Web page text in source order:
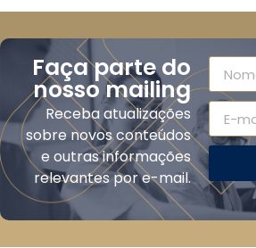
Faça parte do
nosso mailing
Receba atualizações
sobre novos conteúdos
e outras informações
relevantes por e-mail.